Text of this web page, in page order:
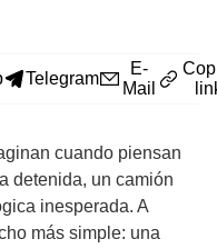
Telegram
E-
Mail
cuando piensan
detenida, un camión
inesperada. A
más simple: una